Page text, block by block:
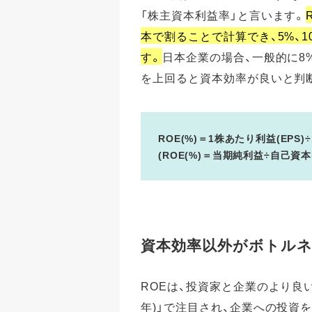
「株主資本利益率」と言います。
本で割ることで計算でき、5%
す。 日本企業の場合、一般的に
を上回ると資本効率が良いと判
ROE(%)＝1株あたり利益
(ROE(%)＝当期純利益÷自己資
資本効率以外がボトル
ROEは、投資家と企業のより
年)」で注目され、企業への投